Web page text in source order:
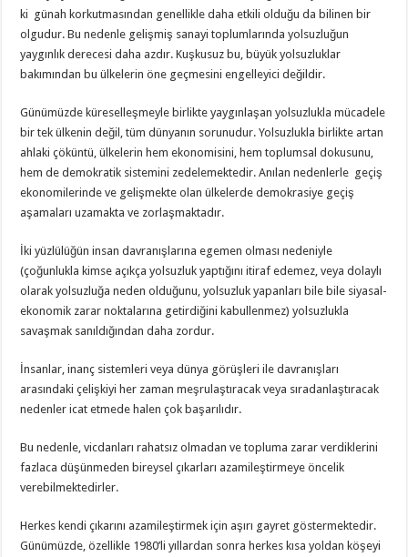
ki günah korkutmasından genellikle daha etkili olduğu da bilinen bir
olgudur. Bu nedenle gelişmiş sanayi toplumlarında yolsuzluğun
yaygınlık derecesi daha azdır. Kuşkusuz bu, büyük yolsuzluklar
bakımından bu ülkelerin öne geçmesini engelleyici değildir.
Günümüzde küreselleşmeyle birlikte yaygınlaşan yolsuzlukla mücadele
bir tek ülkenin değil, tüm dünyanın sorunudur. Yolsuzlukla birlikte artan
ahlaki çöküntü, ülkelerin hem ekonomisini, hem toplumsal dokusunu,
hem de demokratik sistemini zedelemektedir. Anılan nedenlerle geçiş
ekonomilerinde ve gelişmekte olan ülkelerde demokrasiye geçiş
aşamaları uzamakta ve zorlaşmaktadır.
İki yüzlülüğün insan davranışlarına egemen olması nedeniyle
(çoğunlukla kimse açıkça yolsuzluk yaptığını itiraf edemez, veya dolaylı
olarak yolsuzluğa neden olduğunu, yolsuzluk yapanları bile bile siyasal-
ekonomik zarar noktalarına getirdiğini kabullenmez) yolsuzlukla
savaşmak sanıldığından daha zordur.
İnsanlar, inanç sistemleri veya dünya görüşleri ile davranışları
arasındaki çelişkiyi her zaman meşrulaştıracak veya sıradanlaştıracak
nedenler icat etmede halen çok başarılıdır.
Bu nedenle, vicdanları rahatsız olmadan ve topluma zarar verdiklerini
fazlaca düşünmeden bireysel çıkarları azamileştirmeye öncelik
verebilmektedirler.
Herkes kendi çıkarını azamileştirmek için aşırı gayret göstermektedir.
Günümüzde, özellikle 1980’li yıllardan sonra herkes kısa yoldan köşeyi